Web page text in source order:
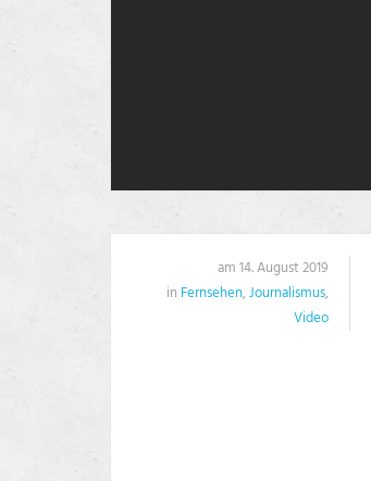
am 14. August 2019
in Fernsehen,Journalismus,
Video